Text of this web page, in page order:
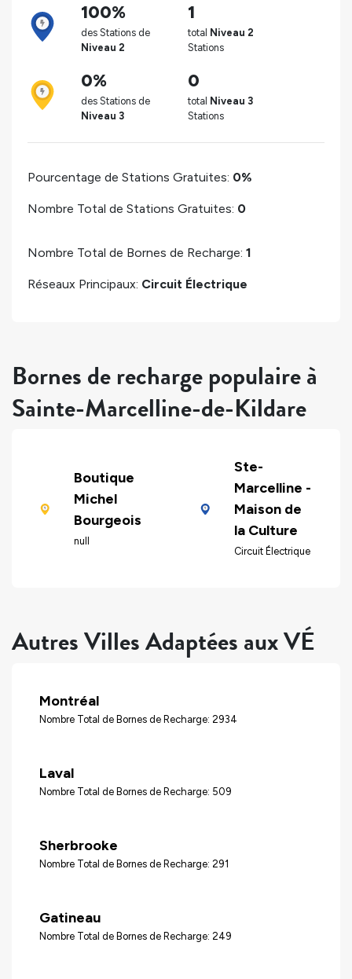
100%
des Stations de
Niveau 2
1
total Niveau 2
Stations
0%
des Stations de
Niveau 3
0
total Niveau 3
Stations
Pourcentage de Stations Gratuites: 0%
Nombre Total de Stations Gratuites: 0
Nombre Total de Bornes de Recharge: 1
Réseaux Principaux: Circuit Électrique
Bornes de recharge populaire à
Sainte-Marcelline-de-Kildare
Boutique
Michel
Bourgeois
null
Ste-
Marcelline -
Maison de
la Culture
Circuit Électrique
Autres Villes Adaptées aux VÉ
Montréal
Nombre Total de Bornes de Recharge: 2934
Laval
Nombre Total de Bornes de Recharge: 509
Sherbrooke
Nombre Total de Bornes de Recharge: 291
Gatineau
Nombre Total de Bornes de Recharge: 249